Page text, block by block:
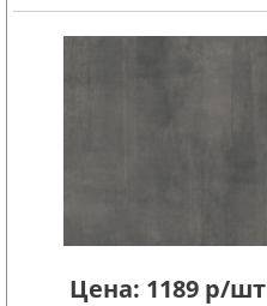
Цена: 1189 р/шт